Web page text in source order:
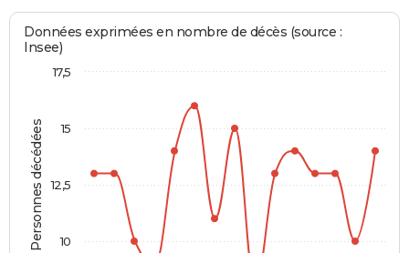
Personnes décédées
Données exprimées en nombre de décès (source :
Insee)
10
12,5
15
17,5